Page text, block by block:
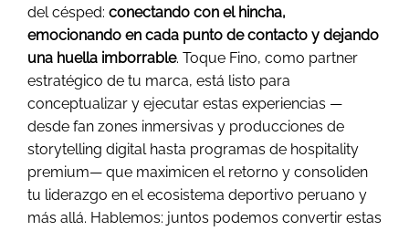
del césped: conectando con el hincha,
emocionando en cada punto de contacto y dejando
una huella imborrable. Toque Fino, como partner
estratégico de tu marca, está listo para
conceptualizar y ejecutar estas experiencias —
desde fan zones inmersivas y producciones de
storytelling digital hasta programas de hospitality
premium— que maximicen el retorno y consoliden
tu liderazgo en el ecosistema deportivo peruano y
más allá. Hablemos: juntos podemos convertir estas